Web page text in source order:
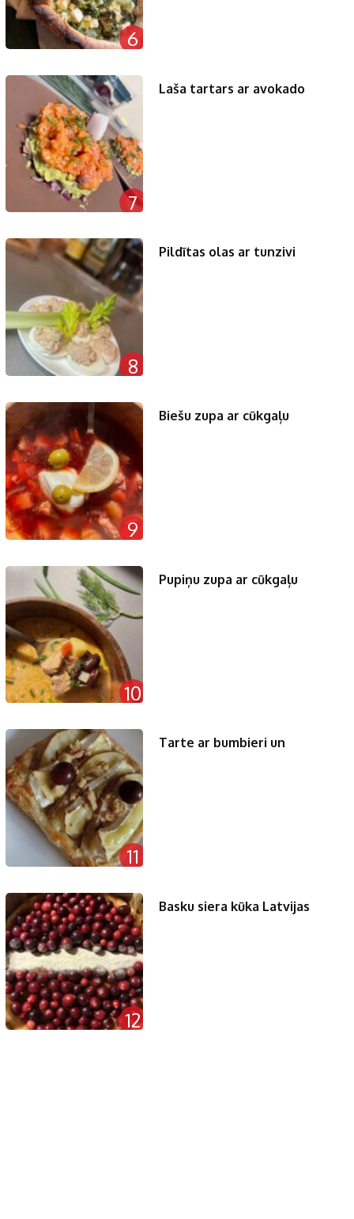
6
7
Laša tartars ar avokado
8
Pildītas olas ar tunzivi
9
Biešu zupa ar cūkgaļu
10
Pupiņu zupa ar cūkgaļu
11
Tarte ar bumbieri un
12
Basku siera kūka Latvijas